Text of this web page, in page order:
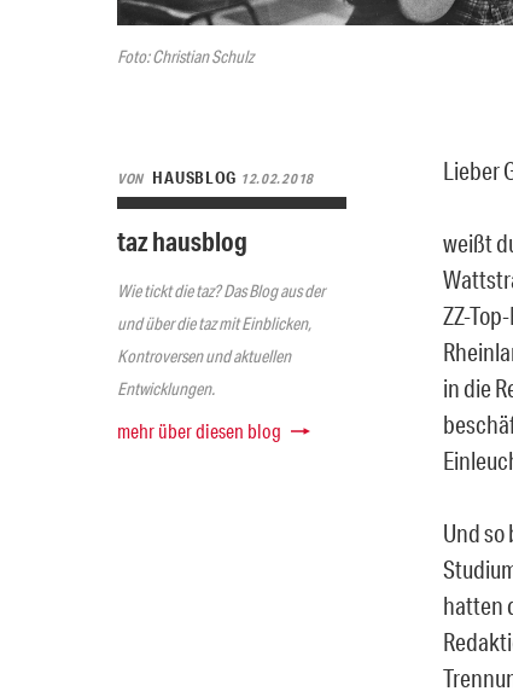
Foto: Christian Schulz
VON HAUSBLOG 12.02.2018
taz hausblog
Wie tickt die taz? Das Blog aus der
und über die taz mit Einblicken,
Kontroversen und aktuellen
Entwicklungen.
mehr über diesen blog
Lieber
weißt
ZZ-
in die
Und
hatten